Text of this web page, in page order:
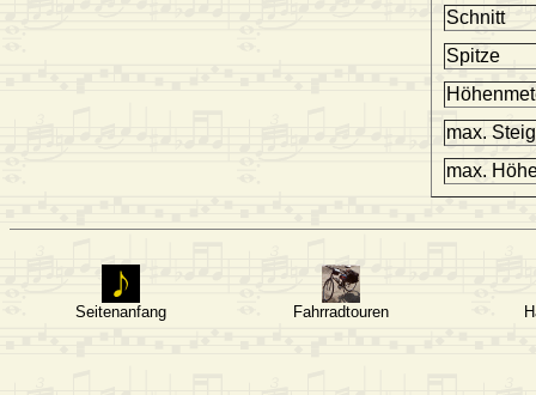
Schnitt
Spitze
max.
max.
Seitenanfang Fahrradtouren